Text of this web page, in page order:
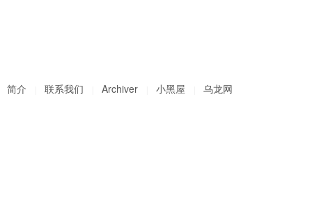
简介 联系我们 Archiver 小黑屋 乌龙网